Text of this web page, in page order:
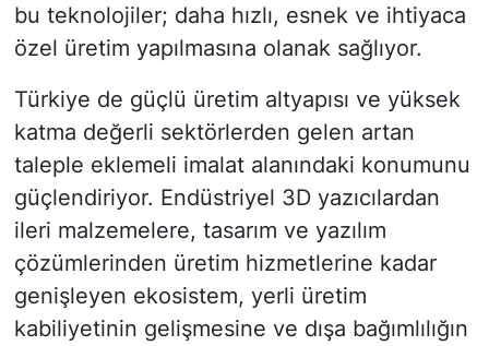
bu teknolojiler; daha hızlı, esnek ve ihtiyaca
özel üretim yapılmasına olanak sağlıyor.
Türkiye de güçlü üretim altyapısı ve yüksek
katma değerli sektörlerden gelen artan
taleple eklemeli imalat alanındaki konumunu
güçlendiriyor. Endüstriyel 3D yazıcılardan
ileri malzemelere, tasarım ve yazılım
çözümlerinden üretim hizmetlerine kadar
genişleyen ekosistem, yerli üretim
kabiliyetinin gelişmesine ve dışa bağımlılığın